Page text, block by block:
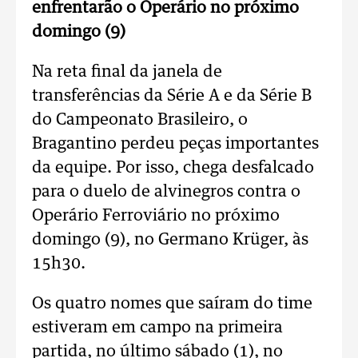
enfrentarão o Operário no próximo
domingo (9)
Na reta final da janela de
transferências da Série A e da Série B
do Campeonato Brasileiro, o
Bragantino perdeu peças importantes
da equipe. Por isso, chega desfalcado
para o duelo de alvinegros contra o
Operário Ferroviário no próximo
domingo (9), no Germano Krüger, às
15h30.
Os quatro nomes que saíram do time
estiveram em campo na primeira
partida, no último sábado (1), no